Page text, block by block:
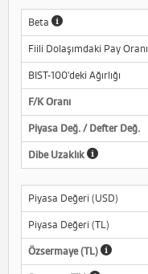
Beta
Fiili Dolaşımdaki Pay Oranı
BIST-100'deki Ağırlığı
F/K Oranı
Piyasa Değ. / Defter Değ.
Dibe Uzaklık
Piyasa Değeri (USD)
Piyasa Değeri (TL)
Özsermaye (TL)